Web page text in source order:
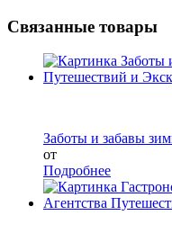
Связанные товары
Заботы и забавы
от
Подробнее